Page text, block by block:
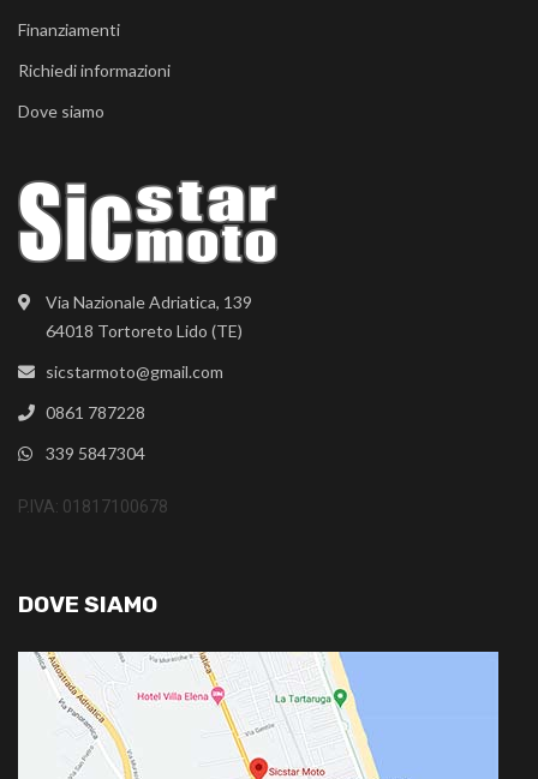
Via Nazionale Adriatica, 139
64018 Tortoreto Lido (TE)
sicstarmoto@gmail.com
0861 787228
339 5847304
P.IVA: 01817100678
Finanziamenti
Richiedi informazioni
Dove siamo
DOVE SIAMO